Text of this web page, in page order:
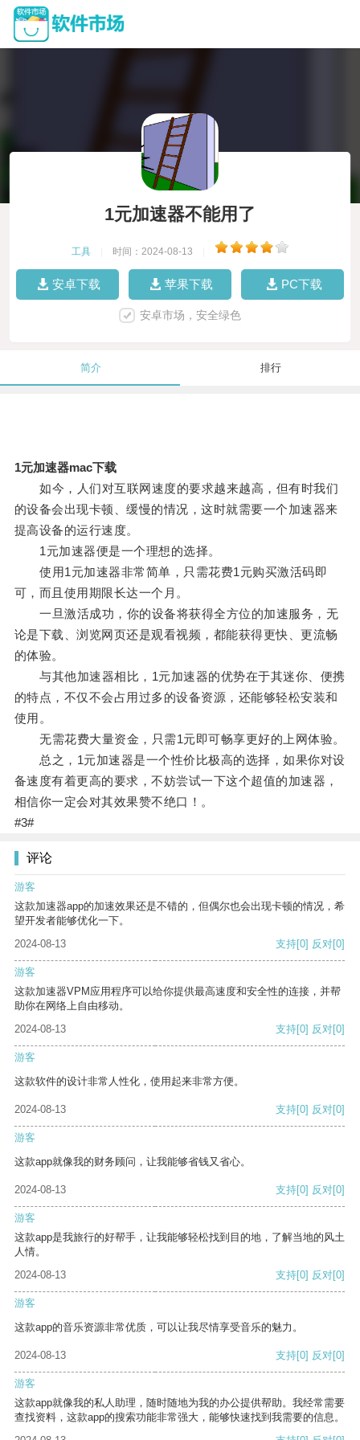
1元加速器不能用了
工具 时间：2024-08-13
安卓下载 苹果下载 PC下载
安卓市场，安全绿色
简介 排行
1元加速器mac下载
如今，人们对互联网速度的要求越来越高，但有时我们
的设备会出现卡顿、缓慢的情况，这时就需要一个加速器来
提高设备的运行速度。
1元加速器便是一个理想的选择。
使用1元加速器非常简单，只需花费1元购买激活码即
可，而且使用期限长达一个月。
一旦激活成功，你的设备将获得全方位的加速服务，无
论是下载、浏览网页还是观看视频，都能获得更快、更流畅
的体验。
与其他加速器相比，1元加速器的优势在于其迷你、便携
的特点，不仅不会占用过多的设备资源，还能够轻松安装和
使用。
无需花费大量资金，只需1元即可畅享更好的上网体验。
总之，1元加速器是一个性价比极高的选择，如果你对设
备速度有着更高的要求，不妨尝试一下这个超值的加速器，
相信你一定会对其效果赞不绝口！。
#3#
评论
游客
这款加速器app的加速效果还是不错的，但偶尔也会出现卡顿的情况，希
望开发者能够优化一下。
2024-08-13
支持[0] 反对[0]
游客
这款加速器VPM应用程序可以给你提供最高速度和安全性的连接，并帮
助你在网络上自由移动。
2024-08-13
支持[0] 反对[0]
游客
这款软件的设计非常人性化，使用起来非常方便。
2024-08-13 支持[0] 反对[0]
游客
这款app就像我的财务顾问，让我能够省钱又省心。
2024-08-13 支持[0] 反对[0]
游客
这款app是我旅行的好帮手，让我能够轻松找到目的地，了解当地的风土
人情。
2024-08-13
支持[0] 反对[0]
游客
这款app的音乐资源非常优质，可以让我尽情享受音乐的魅力。
2024-08-13 支持[0] 反对[0]
游客
这款app就像我的私人助理，随时随地为我的办公提供帮助。我经常需要
查找资料，这款app的搜索功能非常强大，能够快速找到我需要的信息。